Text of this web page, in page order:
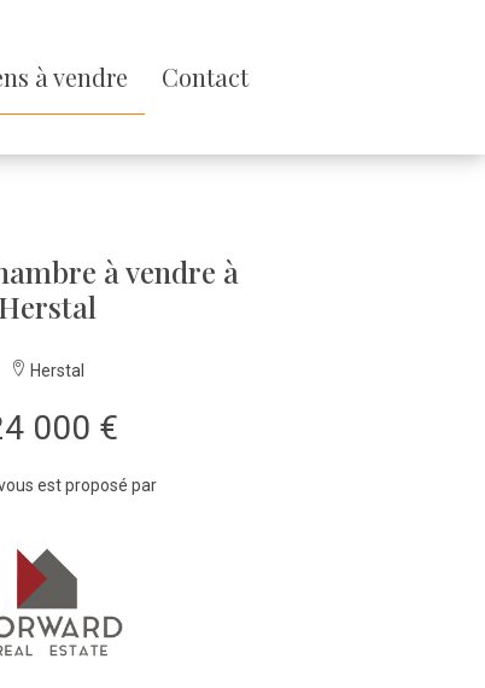
à vendre Contact
à vendre à
Herstal
Herstal
000 €
est proposé par